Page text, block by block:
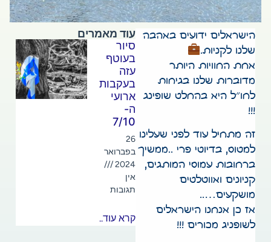
הישראלים ידועים באהבה
שלנו לקניות.
אחת החוויות היותר
מדוברות שלנו בגיחות
לחו״ל היא בהחלט שופינג
!!!
זה מתחיל עוד לפני שעלינו
למטוס, בדיוטי פרי ..ממשיך
ברחובות עמוסי המותגים,
קניונים ואווטלטים
מושקעים…..
אז כן אנחנו הישראלים
לשופניג מכורים !!!
עוד מאמרים
סיור
בעוטף
עזה
בעקבות
ארועי
ה-
7/10
26
בפברואר
2024
אין
תגובות
קרא עוד..